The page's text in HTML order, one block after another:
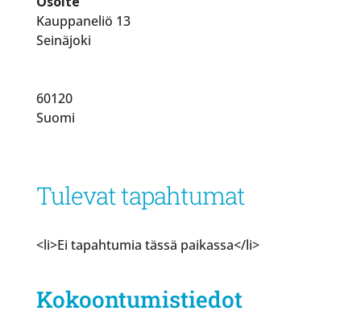
Kauppaneliö 13
Seinäjoki
60120
Suomi
Tulevat tapahtumat
<li>Ei tapahtumia tässä paikassa</li>
Kokoontumistiedot